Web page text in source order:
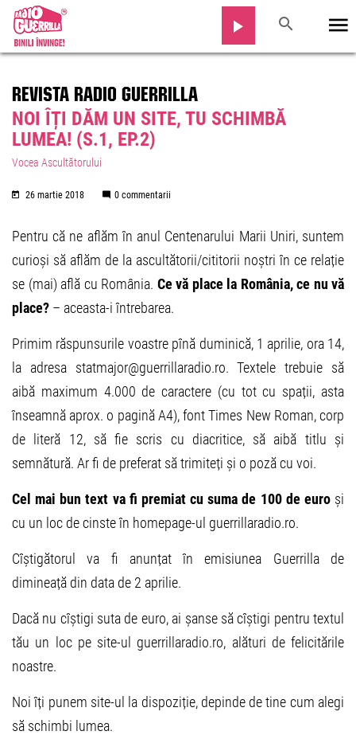
REVISTA RADIO GUERRILLA
NOI ÎȚI DĂM UN SITE, TU SCHIMBĂ
LUMEA! (S.1, EP.2)
Vocea Ascultătorului
26 martie 2018 0 commentarii
Pentru că ne aflăm în anul Centenarului Marii Uniri, suntem
curioși să aflăm de la ascultătorii/cititorii noștri în ce relație
se (mai) află cu România. Ce vă place la România, ce nu vă
place? – aceasta-i întrebarea.
Primim răspunsurile voastre pînă duminică, 1 aprilie, ora 14,
la adresa statmajor@guerrillaradio.ro. Textele trebuie să
aibă maximum 4.000 de caractere (cu tot cu spații, asta
înseamnă aprox. o pagină A4), font Times New Roman, corp
de literă 12, să fie scris cu diacritice, să aibă titlu și
semnătură. Ar fi de preferat să trimiteți și o poză cu voi.
Cel mai bun text va fi premiat cu suma de 100 de euroși
cu un loc de cinste în homepage-ul guerrillaradio.ro.
Cîștigătorul va fi anunțat în emisiunea Guerrilla de
dimineață din data de 2 aprilie.
Dacă nu cîștigi suta de euro, ai șanse să cîștigi pentru textul
tău un loc pe site-ul guerrillaradio.ro, alături de felicitările
noastre.
Noi îți punem site-ul la dispoziție, depinde de tine cum alegi
să schimbi lumea.